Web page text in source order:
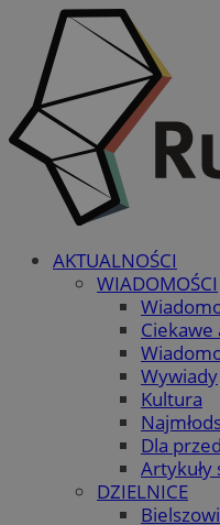
AKTUALNOŚCI
WIADOMOŚCI
Ciekawe
Wywiady
Kultura
Dla
Artykuły
DZIELNICE